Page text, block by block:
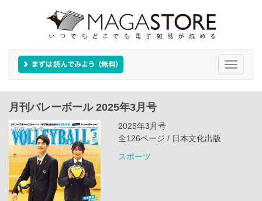
Toggle
月刊バレーボール 2025年3月号
2025年3月号
全126ページ / 日本文化出版
スポーツ